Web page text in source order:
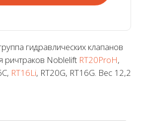
гидравлических клапанов
ричтраков Noblelift RT20ProH,
RT16Li, RT20G, RT16G. Вес 12,2